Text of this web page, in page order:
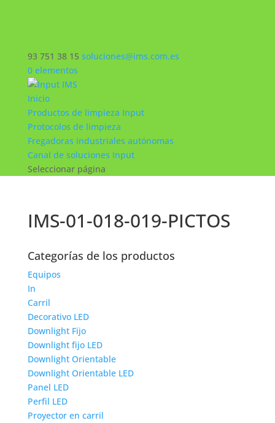
93 751 38 15 soluciones@ims.com.es
0 elementos
Inicio
Productos de limpieza Input
Protocolos de limpieza
Fregadoras industriales autónomas
Canal de soluciones Input
Seleccionar página
IMS-01-018-019-PICTOS
Categorías de los productos
Equipos
In
Carril
Decorativo LED
Downlight Fijo
Downlight fijo LED
Downlight Orientable
Downlight Orientable LED
Panel LED
Perfil LED
Proyector en carril